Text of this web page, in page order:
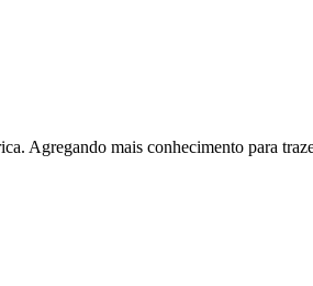
Agregando mais conhecimento para